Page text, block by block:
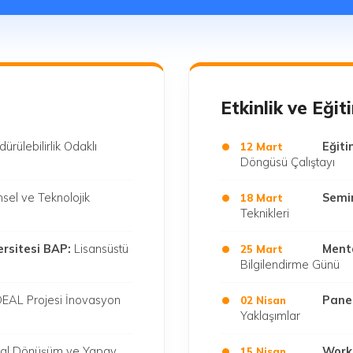
Odaklı
ve Teknolojik
BAP: Lisansüstü
Projesi İnovasyon
Etkinlik ve
12 Mart
Döngüsü Çalıştayı
18 Mart
Teknikleri
25 Mart
Bilgilendirme Günü
02 Nisan
Yaklaşımlar